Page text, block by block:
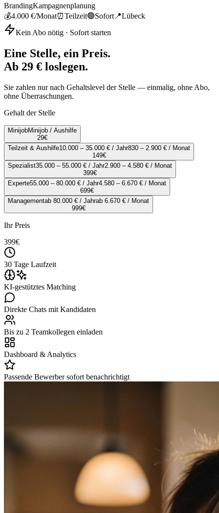
BrandingKampagnenplanung
💰4.000 €/Monat⏰Teilzeit🟢Sofort 📍Lübeck
Kein Abo nötig · Sofort starten
Eine Stelle, ein Preis.
Ab 29 € loslegen.
Sie zahlen nur nach Gehaltslevel der Stelle — einmalig, ohne Abo,
ohne Überraschungen.
Gehalt der Stelle
MinijobMinijob / Aushilfe
29€
Teilzeit & Aushilfe10.000 – 35.000 € / Jahr830 – 2.900 € / Monat
149€
Spezialist35.000 – 55.000 € / Jahr2.900 – 4.580 € / Monat
399€
Experte55.000 – 80.000 € / Jahr4.580 – 6.670 € / Monat
699€
Managementab 80.000 € / Jahrab 6.670 € / Monat
999€
Ihr Preis
399€
30 Tage Laufzeit
KI-gestütztes Matching
Direkte Chats mit Kandidaten
Bis zu 2 Teamkollegen einladen
Dashboard & Analytics
Passende Bewerber sofort benachrichtigt